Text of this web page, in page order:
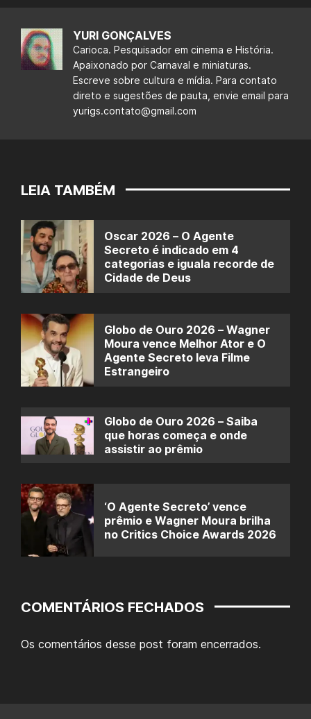
YURI GONÇALVES
Carioca. Pesquisador em cinema e História.
Apaixonado por Carnaval e miniaturas.
Escreve sobre cultura e mídia. Para contato
direto e sugestões de pauta, envie email para
yurigs.contato@gmail.com
LEIA TAMBÉM
Oscar 2026 – O Agente
Secreto é indicado em 4
categorias e iguala recorde de
Cidade de Deus
Globo de Ouro 2026 – Wagner
Moura vence Melhor Ator e O
Agente Secreto leva Filme
Estrangeiro
Globo de Ouro 2026 – Saiba
que horas começa e onde
assistir ao prêmio
‘O Agente Secreto’ vence
prêmio e Wagner Moura brilha
no Critics Choice Awards 2026
COMENTÁRIOS FECHADOS
Os comentários desse post foram encerrados.